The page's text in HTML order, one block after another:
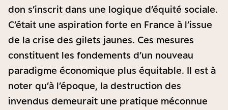
don s’inscrit dans une logique d’équité sociale.
C’était une aspiration forte en France à l’issue
de la crise des gilets jaunes. Ces mesures
constituent les fondements d’un nouveau
paradigme économique plus équitable. Il est à
noter qu’à l’époque, la destruction des
invendus demeurait une pratique méconnue